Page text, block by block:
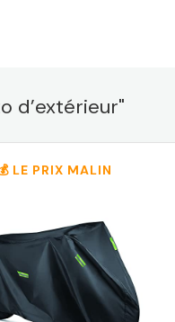
d’extérieur"
LE PRIX MALIN